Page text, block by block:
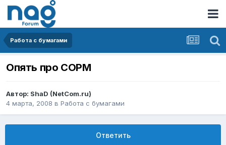
Работа с бумагами
Опять про СОРМ
Автор: ShaD (NetCom.ru)
4 марта, 2008 в Работа с бумагами
Ответить